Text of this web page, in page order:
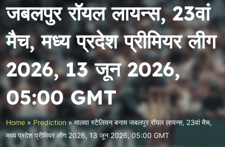
जबलपुर रॉयल लायन्स, 23वां
मैच, मध्य प्रदेश प्रीमियर लीग
2026, 13 जून 2026,
05:00 GMT
Home » Prediction»मालवा स्टैलियन बनाम जबलपुर रॉयल लायन्स, 23वां मैच,
मध्य प्रदेश प्रीमियर लीग 2026, 13 जून 2026, 05:00 GMT